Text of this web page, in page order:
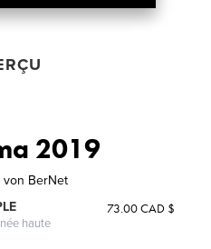
2019
von BerNet
haute
73.00 CAD $